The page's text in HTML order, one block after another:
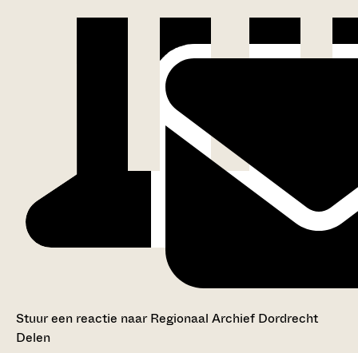
Stuur een reactie naar Regionaal Archief Dordrecht
Delen